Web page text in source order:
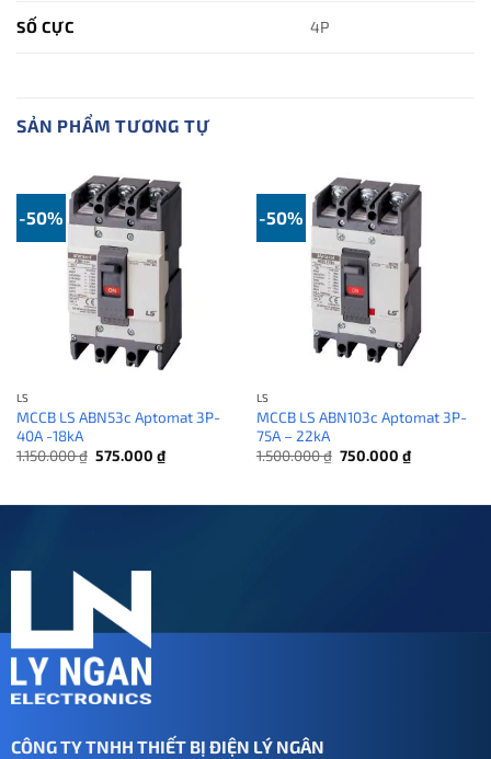
SỐ CỰC 4P
SẢN PHẨM TƯƠNG TỰ
-50%
LS
MCCB LS ABN53c Aptomat 3P-
40A -18kA
1.150.000₫ Giá
gốc
575.000 ₫Giá
hiện
575.000 ₫.
-50%
LS
MCCB LS ABN103c Aptomat 3P-
75A – 22kA
1.500.000₫ Giá
gốc
750.000 ₫Giá
hiện
750.000 ₫.
CÔNG TY TNHH THIẾT BỊ ĐIỆN LÝ NGÂN